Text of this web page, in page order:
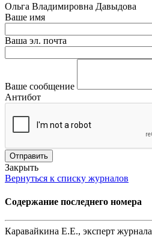
Ольга Владимировна Давыдова
Ваше имя
Ваша эл. почта
Ваше сообщение
Антибот
Отправить
Закрыть
Вернуться к списку журналов
Содержание последнего номера
Каравайкина Е.Е., эксперт журнала